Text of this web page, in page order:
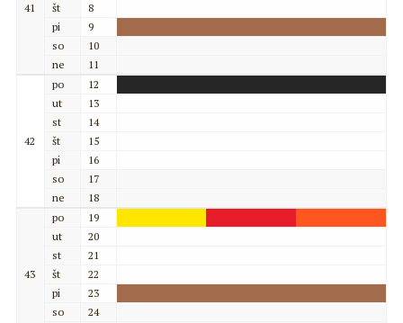
41
št
8
pi
9
so
10
ne
11
42
po
12
ut
13
st
14
št
15
pi
16
so
17
ne
18
43
po
19
ut
20
st
21
št
22
pi
23
so
24